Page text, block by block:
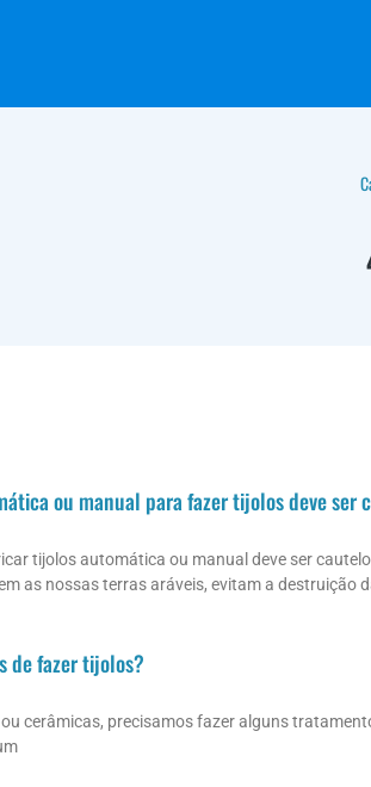
ou manual para fazer tijolos deve ser
tijolos automática ou manual deve ser
as nossas terras aráveis, evitam a destruição
de fazer tijolos?
cerâmicas, precisamos fazer alguns